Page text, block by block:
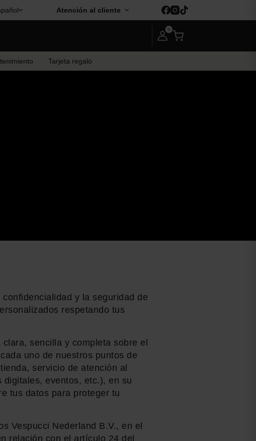
Atención al cliente
Tarjeta regalo
y la seguridad de
respetando tus
sencilla y completa sobre el
uno de nuestros puntos de
servicio de atención al
eventos, etc.), en su
tus datos para proteger tu
Vespucci Nederland B.V., en el
relación con el artículo 24 del